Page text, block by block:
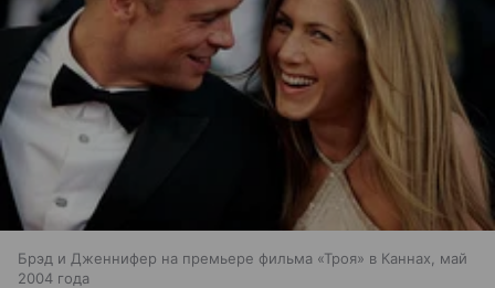
Брэд и Дженнифер на премьере фильма «Троя» в Каннах, май
2004 года